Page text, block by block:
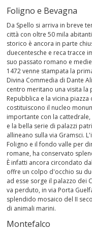
Foligno e Bevagna
Da Spello si arriva in breve
città con oltre 50 mila
storico è ancora in parte
duecentesche e reca tracce
suo passato romano e
1472 venne stampata la
Divina Commedia di Dante
centro meritano una visita la
Repubblica e la vicina piazza
costituiscono il nucleo
importante con la cattedrale,
e la bella serie di palazzi
allineano sulla via Gramsci.
Foligno e il fondo valle per
romane, ha conservato
È infatti ancora circondato
offre un colpo d'occhio su
ad esse sorge il palazzo dei
va perduto, in via Porta
splendido mosaico del II
di animali marini.
Montefalco